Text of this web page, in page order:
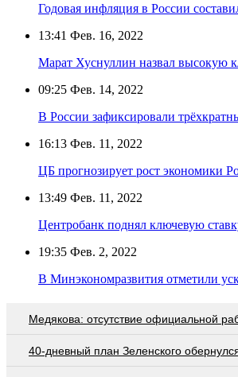
Годовая инфляция в России
13:41 Фев. 16, 2022
Марат Хуснуллин назвал высокую
09:25 Фев. 14, 2022
В России зафиксировали
16:13 Фев. 11, 2022
ЦБ прогнозирует рост экономики
13:49 Фев. 11, 2022
Центробанк поднял ключевую
19:35 Фев. 2, 2022
В Минэкономразвития отметили
Медякова: отсутствие официальной
40-дневный план Зеленского